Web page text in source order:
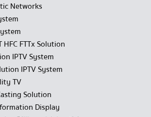
Networks
HFC FTTx Solution
IPTV System
IPTV System
TV
Solution
Display